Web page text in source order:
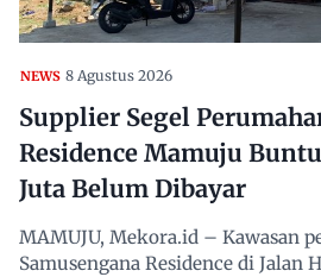
NEWS 8 Agustus 2026
Supplier Segel
Residence Mamuju
Juta Belum Dibayar
MAMUJU, Mekora.id – Kawasan
Samusengana Residence di Jalan